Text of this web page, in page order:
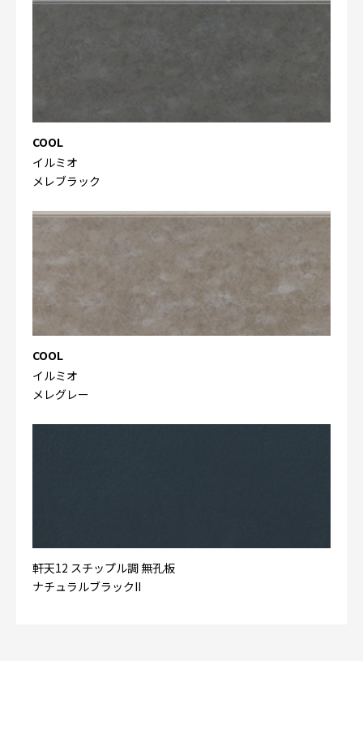
COOL
イルミオ
メレブラック
COOL
イルミオ
メレグレー
軒天12 スチップル調 無孔板
ナチュラルブラックII